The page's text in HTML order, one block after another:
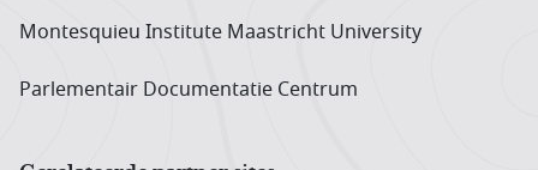
Montesquieu Institute Maastricht University
Parlementair Documentatie Centrum